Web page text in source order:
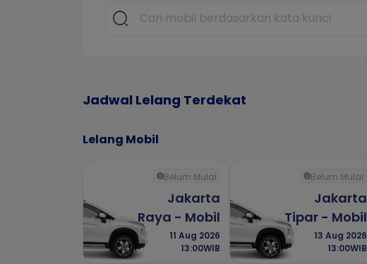
Jadwal Lelang Terdekat
Lelang Mobil
Belum Mulai
Jakarta
Raya - Mobil
11 Aug 2026
13:00WIB
Belum Mulai
Jakarta
Tipar - Mobil
13 Aug 2026
13:00WIB